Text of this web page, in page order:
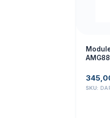
SKU: